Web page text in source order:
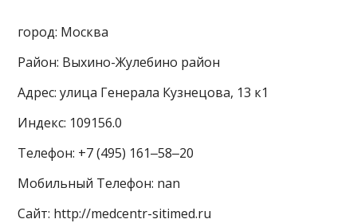
город: Москва
Район: Выхино-Жулебино район
Адрес: улица Генерала Кузнецова, 13 к1
Индекс: 109156.0
Телефон: +7 (495) 161‒58‒20
Мобильный Телефон: nan
Сайт: http://medcentr-sitimed.ru